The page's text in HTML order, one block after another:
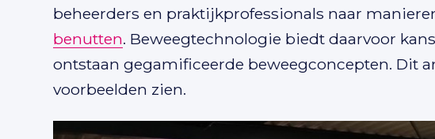
beheerders en praktijkprofessionals naar
benutten. Beweegtechnologie biedt daarvoor
ontstaan gegamificeerde beweegconcepten. Dit
voorbeelden zien.